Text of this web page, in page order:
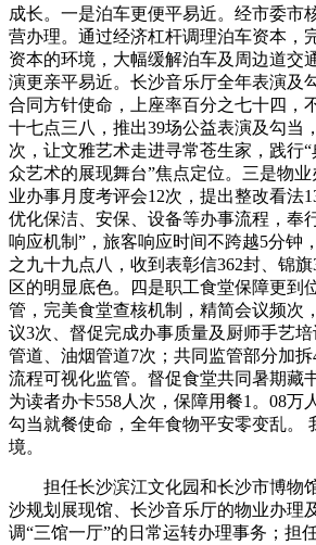
成长。一是泊车更便平易近。经市委市
营办理。通过经济杠杆调理泊车资本，
资本的环境，大幅缓解泊车及周边道交
演更亲平易近。长沙音乐厅全年表演及
合同方针使命，上座率百分之七十四，
十七点三八，推出39场公益表演及勾当
次，让文雅艺术走进寻常苍生家，践行
众艺术的展现舞台”焦点定位。三是物
业办事月度考评会12次，提出整改看法
优化保洁、安保、设备等办事流程，奉
响应机制”，旅客响应时间不跨越5分钟
之九十九点八，收到表彰信362封、锦
区的明显底色。四是职工食堂保障更到
管，完美食堂查核机制，精简会议频次
议3次、督促完成办事质量及厨师手艺
管道、油烟管道7次；共同监管部分加
流程可视化监管。督促食堂共同暑期藏
为读者办卡558人次，保障用餐1。08万
勾当就餐使命，全年食物平安零变乱。
境。
担任长沙滨江文化园和长沙市博物
沙规划展现馆、长沙音乐厅的物业办理
调“三馆一厅”的日常运转办理事务；担